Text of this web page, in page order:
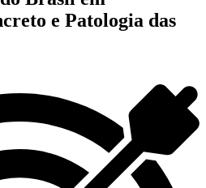
e Patologia das